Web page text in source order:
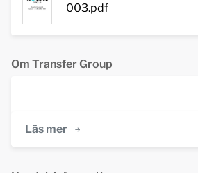
003.pdf
Om Transfer Group
Läs mer